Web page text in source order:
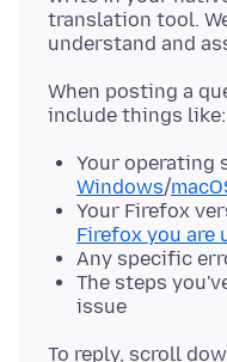
translation tool.
When posting a
Your operating
Windows/
Your Firefox
Firefox you are
Any specific
The steps
issue
To reply, scroll